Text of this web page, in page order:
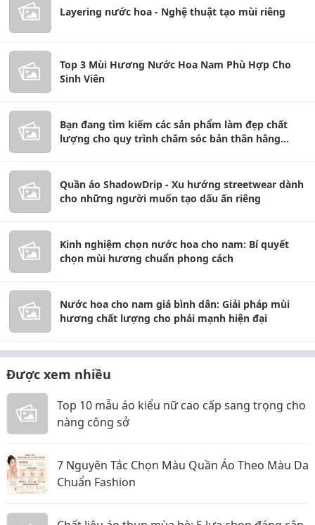
Layering nước hoa - Nghệ thuật tạo mùi riêng
Top 3 Mùi Hương Nước Hoa Nam Phù Hợp Cho
Sinh Viên
Bạn đang tìm kiếm các sản phẩm làm đẹp chất
lượng cho quy trình chăm sóc bản thân hằng
Quần áo ShadowDrip - Xu hướng streetwear dành
cho những người muốn tạo dấu ấn riêng
Kinh nghiệm chọn nước hoa cho nam: Bí quyết
chọn mùi hương chuẩn phong cách
Nước hoa cho nam giá bình dân: Giải pháp mùi
hương chất lượng cho phái mạnh hiện đại
Được xem nhiều
Top 10 mẫu áo kiểu nữ cao cấp sang trọng cho
nàng công sở
7 Nguyên Tắc Chọn Màu Quần Áo Theo Màu Da
Chuẩn Fashion